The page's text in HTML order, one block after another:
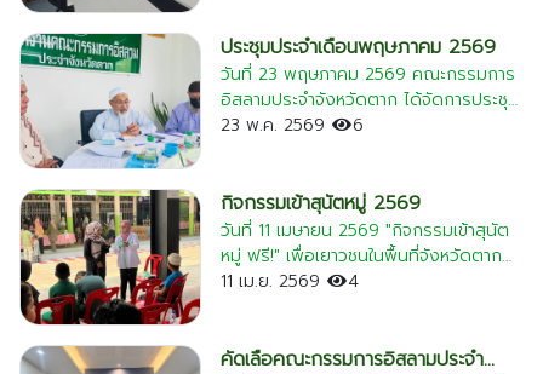
ขับเคลื่อนให้จังหวัดตากเป็นเมืองที่เปี่ยม
ด้วยความสงบสุข สมานฉันท์ และงดงาม
ด้วยความหลากหลายทางวัฒนธรรม ใน
ตอนท้ายของการเข้าพบ คณะกรรมการ
อิสลามประจำจังหวัดตากได้ร่วมถ่ายภาพที่
ความร่วมมือพัฒนาจังหวัดตากสืบไป
เฉพาะในกลุ่มผู้บริโภคชาวมุสลิม ส่งเสริม
การปฏิบัติตามหลักศาสนา: เพื่อให้มั่นใจว่าผู้
ผลิตได้ปฏิบัติตามข้อกำหนดและระเบียบ
ของสำนักงานคณะกรรมการกลางอิสลาม
ให้การรับรองเครื่องหมายฮาลาล ซึ่งจะช่วย
คุ้มครองผู้บริโภคให้ได้รับสินค้าที่สะอาด
บริสุทธิ์ และถูกต้องตามหลักศาสนาครับ
การศาสนา (Halal) อย่างครบถ้วน จุดเน้น
สำคัญในการยกระดับมาตรฐานครั้งนี้: การ
ตรวจประเมินและรับรอง: มีการลงพื้นที่
ตรวจเยี่ยมและตรวจสอบกระบวนการ
มาตรฐานฮาลาลอย่างเป็นระบบ ตั้งแต่คลัง
จัดเก็บข้าวสารไปจนถึงอุปกรณ์การทำครัว
สุขอนามัยในโรงครัว: เรือนจำอำเภอ
แม่สอดได้จัดเตรียมพื้นที่โรงครัวแยกส่วน
"ครัวอิสลาม" และเครื่องหมายฮาลาล เพื่อ
สวัสดิ์ ทองประวิทย์(เลขานุการคณะ
กรรมการอิสลามประจำจังหวัดตาก) ได้
ร่วมประชุมหารือและวางแผนการพัฒนา
ระบบฐานข้อมูลสัปปุรุษของมัสยิดใน
ฝ่ายทะเบียนจากแต่ละมัสยิดเข้าร่วมแลก
เปลี่ยนความคิดเห็น เพื่อกำหนดแนวทาง
การดำเนินงาน การจัดเก็บข้อมูลสัปปุรุษให้
เป็นระบบ มีความถูกต้อง และสามารถนำไป
จังหวัดตากในอนาคต ขออัลลอฮ์ ﷻ ทรง
ประชุมประจำเดือนพฤษภาคม 2569
วันที่ 23 พฤษภาคม 2569 คณะกรรมการ
อิสลามประจำจังหวัดตาก ได้จัดการประชุม
ประจำเดือนพฤษภาคมเพื่อหารือและ
มุสลิม โดยมีวาระการประชุมที่สำคัญดังนี้:
มติและเรื่องพิจารณาสำคัญในการประชุม:
1️⃣ การแบ่งมอบหน้าที่ความรับผิดชอบ:
ร่วมพิจารณาจัดสรรบทบาทหน้าที่ความรับ
เคลื่อนงานรวมทั้งสิ้น 15 ท่าน เพื่อให้การ
23 พ.ค. 2569 6
กิจกรรมเข้าสุนัตหมู่ 2569
วันที่ 11 เมษายน 2569 "กิจกรรมเข้าสุนัต
หมู่ ฟรี!" เพื่อเยาวชนในพื้นที่จังหวัดตาก
คณะกรรมการอิสลามประจำจังหวัดตาก
อิสลามศึกษา และสมาคมแพทย์มุสลิม ได้
11 เม.ย. 2569 4
คัดเลือคณะกรรมการอิสลามประจำ